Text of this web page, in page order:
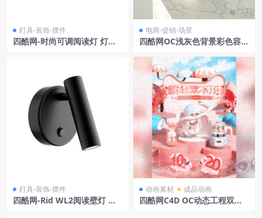
灯具-装饰-摆件
四酷网-时尚可调阅读灯 灯具3
电商-促销-场景
四酷网OC浅灰色背景彩色容器
模型工程
灯具-装饰-摆件
四酷网-Rid WL2阅读壁灯 灯
动画素材 成品动画
四酷网C4D OC动态工程双十